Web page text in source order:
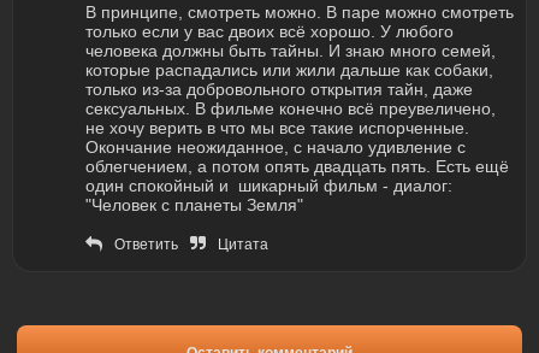
В принципе, смотреть можно. В паре можно смотреть
только если у вас двоих всё хорошо. У любого
человека должны быть тайны. И знаю много семей,
которые распадались или жили дальше как собаки,
только из-за добровольного открытия тайн, даже
сексуальных. В фильме конечно всё преувеличено,
не хочу верить в что мы все такие испорченные.
Окончание неожиданное, с начало удивление с
облегчением, а потом опять двадцать пять. Есть ещё
один спокойный и шикарный фильм - диалог:
"Человек с планеты Земля"
Ответить Цитата